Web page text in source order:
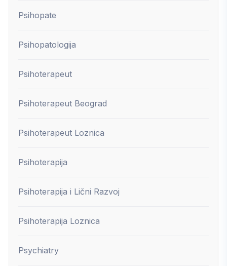
Psihopate
Psihopatologija
Psihoterapeut
Psihoterapeut Beograd
Psihoterapeut Loznica
Psihoterapija
Psihoterapija i Lični Razvoj
Psihoterapija Loznica
Psychiatry